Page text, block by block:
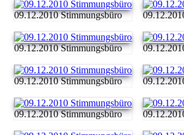
09.12.2010 Stimmungsbüro
09.12.2010 Stimmungsbüro
09.12.2010 Stimmungsbüro
09.12.2010 Stimmungsbüro